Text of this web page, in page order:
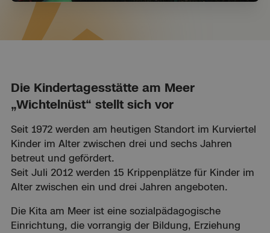
Die Kindertagesstätte am Meer
„Wichtelnüst“ stellt sich vor
Seit 1972 werden am heutigen Standort im Kurviertel
Kinder im Alter zwischen drei und sechs Jahren
betreut und gefördert.
Seit Juli 2012 werden 15 Krippenplätze für Kinder im
Alter zwischen ein und drei Jahren angeboten.
Die Kita am Meer ist eine sozialpädagogische
Einrichtung, die vorrangig der Bildung, Erziehung